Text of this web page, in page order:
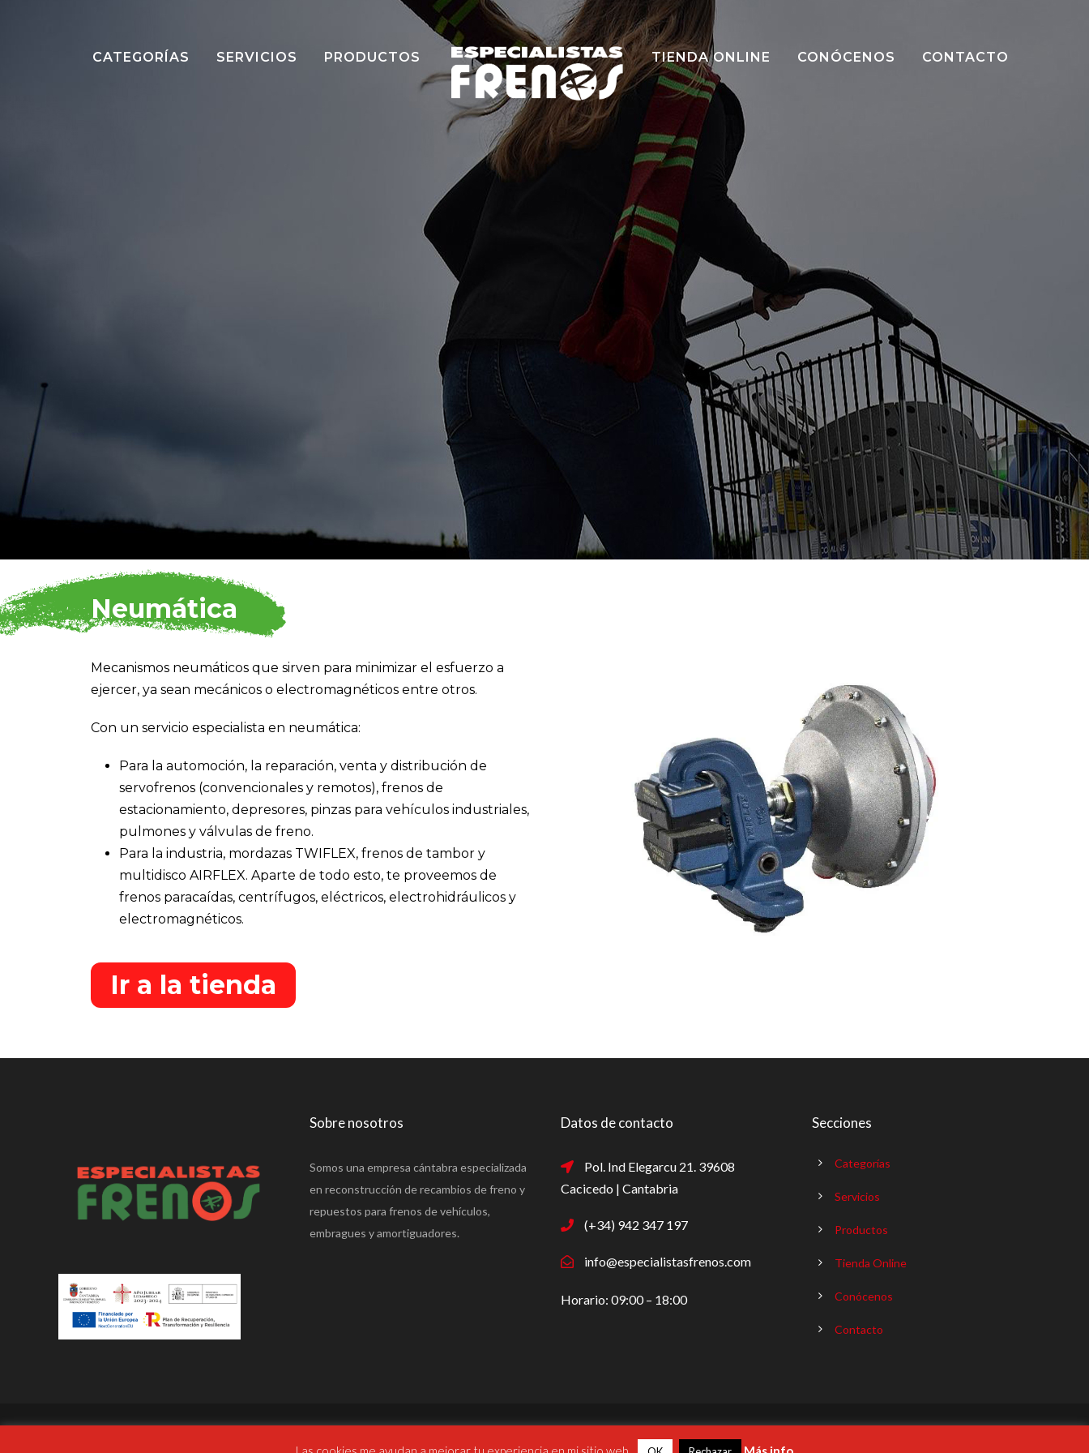
CATEGORÍAS SERVICIOS PRODUCTOS TIENDA ONLINE CONÓCENOS CONTACTO
Neumática
Neumática
Mecanismos neumáticos que sirven para minimizar el esfuerzo a
ejercer, ya sean mecánicos o electromagnéticos entre otros.
Con un servicio especialista en neumática:
Para la automoción, la reparación, venta y distribución de
servofrenos (convencionales y remotos), frenos de
estacionamiento, depresores, pinzas para vehículos industriales,
pulmones y válvulas de freno.
Para la industria, mordazas TWIFLEX, frenos de tambor y
multidisco AIRFLEX. Aparte de todo esto, te proveemos de
frenos paracaídas, centrífugos, eléctricos, electrohidráulicos y
electromagnéticos.
Ir a la tienda
Sobre nosotros
Somos una empresa cántabra especializada
en reconstrucción de recambios de freno y
repuestos para frenos de vehículos,
embragues y amortiguadores.
Datos de contacto
Pol. Ind Elegarcu 21. 39608
Cacicedo | Cantabria
(+34) 942 347 197
info@especialistasfrenos.com
Horario: 09:00 – 18:00
Secciones
Categorías
Servicios
Productos
Tienda Online
Conócenos
Contacto
© Especialistas Frenos 2026 | Todos los derechos reservados |